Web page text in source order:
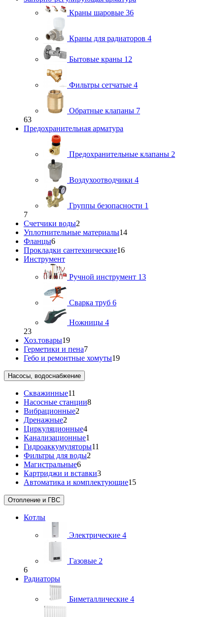
Краны шаровые 36
Краны для радиаторов 4
Бытовые краны 12
Фильтры сетчатые 4
Обратные клапаны 7
63
Предохранительная арматура
Предохранительные клапаны 2
Воздухоотводчики 4
Группы безопасности 1
7
Счетчики воды2
Уплотнительные материалы14
Фланцы6
Прокладки сантехнические16
Инструмент
Ручной инструмент 13
Сварка труб 6
Ножницы 4
23
Хоз.товары19
Герметики и пена7
Гебо и ремонтные хомуты19
Насосы, водоснабжение
Скважинные11
Насосные станции8
Вибрационные2
Дренажные2
Циркуляционные4
Канализационные1
Гидроаккумуляторы11
Фильтры для воды2
Магистральные6
Картриджи и вставки3
Автоматика и комплектующие15
Отопление и ГВС
Котлы
Электрические 4
Газовые 2
6
Радиаторы
Биметаллические 4